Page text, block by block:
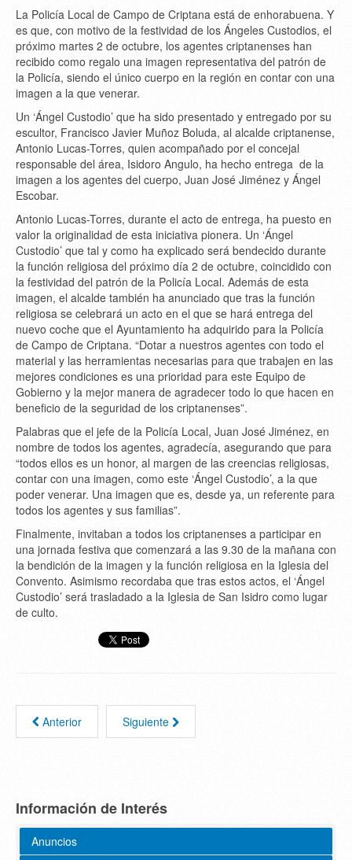
La Policía Local de Campo de Criptana está de enhorabuena. Y
es que, con motivo de la festividad de los Ángeles Custodios, el
próximo martes 2 de octubre, los agentes criptanenses han
recibido como regalo una imagen representativa del patrón de
la Policía, siendo el único cuerpo en la región en contar con una
imagen a la que venerar.
Un ‘Ángel Custodio’ que ha sido presentado y entregado por su
escultor, Francisco Javier Muñoz Boluda, al alcalde criptanense,
Antonio Lucas-Torres, quien acompañado por el concejal
responsable del área, Isidoro Angulo, ha hecho entrega de la
imagen a los agentes del cuerpo, Juan José Jiménez y Ángel
Escobar.
Antonio Lucas-Torres, durante el acto de entrega, ha puesto en
valor la originalidad de esta iniciativa pionera. Un ‘Ángel
Custodio’ que tal y como ha explicado será bendecido durante
la función religiosa del próximo día 2 de octubre, coincidido con
la festividad del patrón de la Policía Local. Además de esta
imagen, el alcalde también ha anunciado que tras la función
religiosa se celebrará un acto en el que se hará entrega del
nuevo coche que el Ayuntamiento ha adquirido para la Policía
de Campo de Criptana. “Dotar a nuestros agentes con todo el
material y las herramientas necesarias para que trabajen en las
mejores condiciones es una prioridad para este Equipo de
Gobierno y la mejor manera de agradecer todo lo que hacen en
beneficio de la seguridad de los criptanenses”.
Palabras que el jefe de la Policía Local, Juan José Jiménez, en
nombre de todos los agentes, agradecía, asegurando que para
“todos ellos es un honor, al margen de las creencias religiosas,
contar con una imagen, como este ‘Ángel Custodio’, a la que
poder venerar. Una imagen que es, desde ya, un referente para
todos los agentes y sus familias”.
Finalmente, invitaban a todos los criptanenses a participar en
una jornada festiva que comenzará a las 9.30 de la mañana con
la bendición de la imagen y la función religiosa en la Iglesia del
Convento. Asimismo recordaba que tras estos actos, el ‘Ángel
Custodio’ será trasladado a la Iglesia de San Isidro como lugar
de culto.
Anterior Siguiente
Información de Interés
Anuncios